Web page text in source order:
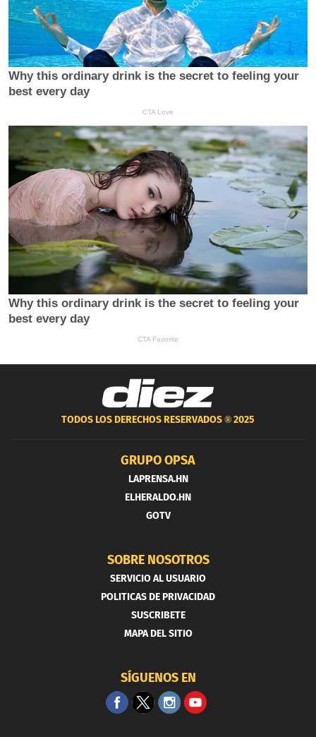
TODOS LOS DERECHOS RESERVADOS ®2025
GRUPO OPSA
LAPRENSA.HN
ELHERALDO.HN
GOTV
SOBRE NOSOTROS
SERVICIO AL USUARIO
POLITICAS DE PRIVACIDAD
SUSCRIBETE
MAPA DEL SITIO
SÍGUENOS EN